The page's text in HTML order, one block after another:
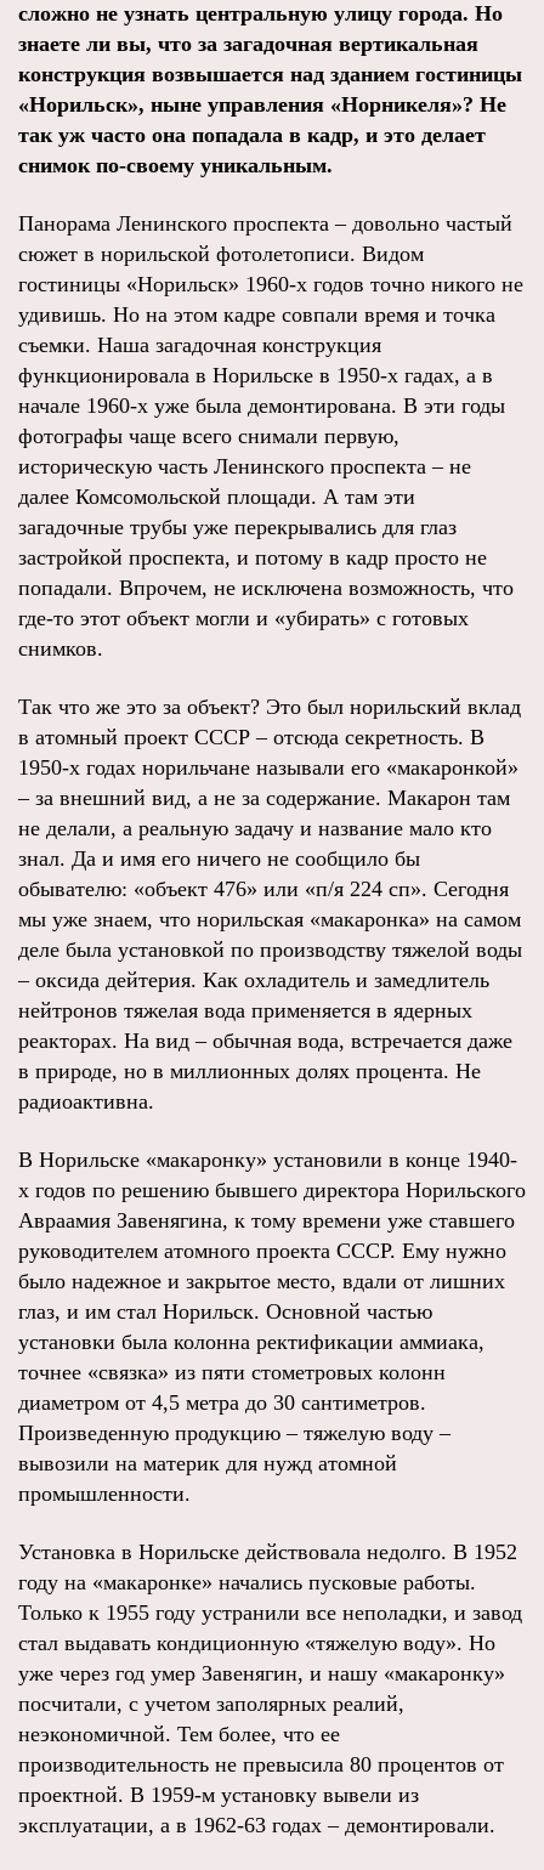
сложно не узнать центральную улицу города. Но
знаете ли вы, что за загадочная вертикальная
конструкция возвышается над зданием гостиницы
«Норильск», ныне управления «Норникеля»? Не
так уж часто она попадала в кадр, и это делает
снимок по-своему уникальным.
Панорама Ленинского проспекта – довольно частый
сюжет в норильской фотолетописи. Видом
гостиницы «Норильск» 1960-х годов точно никого не
удивишь. Но на этом кадре совпали время и точка
съемки. Наша загадочная конструкция
функционировала в Норильске в 1950-х гадах, а в
начале 1960-х уже была демонтирована. В эти годы
фотографы чаще всего снимали первую,
историческую часть Ленинского проспекта – не
далее Комсомольской площади. А там эти
загадочные трубы уже перекрывались для глаз
застройкой проспекта, и потому в кадр просто не
попадали. Впрочем, не исключена возможность, что
где-то этот объект могли и «убирать» с готовых
снимков.
Так что же это за объект? Это был норильский вклад
в атомный проект СССР – отсюда секретность. В
1950-х годах норильчане называли его «макаронкой»
– за внешний вид, а не за содержание. Макарон там
не делали, а реальную задачу и название мало кто
знал. Да и имя его ничего не сообщило бы
обывателю: «объект 476» или «п/я 224 сп». Сегодня
мы уже знаем, что норильская «макаронка» на самом
деле была установкой по производству тяжелой воды
– оксида дейтерия. Как охладитель и замедлитель
нейтронов тяжелая вода применяется в ядерных
реакторах. На вид – обычная вода, встречается даже
в природе, но в миллионных долях процента. Не
радиоактивна.
В Норильске «макаронку» установили в конце 1940-
х годов по решению бывшего директора Норильского
Авраамия Завенягина, к тому времени уже ставшего
руководителем атомного проекта СССР. Ему нужно
было надежное и закрытое место, вдали от лишних
глаз, и им стал Норильск. Основной частью
установки была колонна ректификации аммиака,
точнее «связка» из пяти стометровых колонн
диаметром от 4,5 метра до 30 сантиметров.
Произведенную продукцию – тяжелую воду –
вывозили на материк для нужд атомной
промышленности.
Установка в Норильске действовала недолго. В 1952
году на «макаронке» начались пусковые работы.
Только к 1955 году устранили все неполадки, и завод
стал выдавать кондиционную «тяжелую воду». Но
уже через год умер Завенягин, и нашу «макаронку»
посчитали, с учетом заполярных реалий,
неэкономичной. Тем более, что ее
производительность не превысила 80 процентов от
проектной. В 1959-м установку вывели из
эксплуатации, а в 1962-63 годах – демонтировали.